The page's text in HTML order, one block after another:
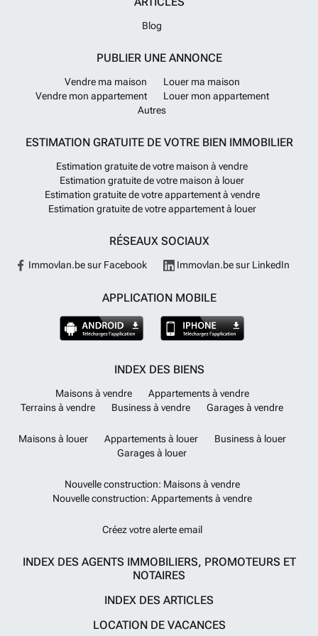
Blog
PUBLIER UNE ANNONCE
Vendre ma maison
Louer ma maison
Vendre mon appartement
Louer mon appartement
Autres
ESTIMATION GRATUITE DE VOTRE BIEN IMMOBILIER
Estimation gratuite de votre maison à vendre
Estimation gratuite de votre maison à louer
Estimation gratuite de votre appartement à vendre
Estimation gratuite de votre appartement à louer
RÉSEAUX SOCIAUX
Immovlan.be sur Facebook Immovlan.be sur LinkedIn
APPLICATION MOBILE
INDEX DES BIENS
Maisons à vendre
Appartements à vendre
Terrains à vendre
Business à vendre Garages à vendre
Maisons à louer Appartements à louer
Business à louer
Garages à louer
Nouvelle construction: Maisons à vendre
Nouvelle construction: Appartements à vendre
Créez votre alerte email
INDEX DES AGENTS IMMOBILIERS, PROMOTEURS ET
NOTAIRES
INDEX DES ARTICLES
LOCATION DE VACANCES